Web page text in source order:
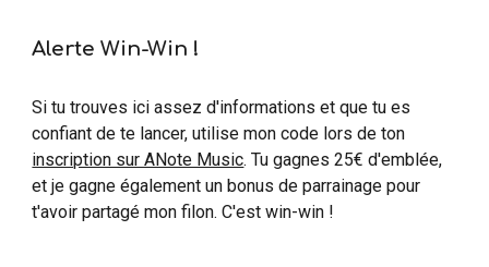
Alerte Win-Win !
Si tu trouves ici assez d'informations et que tu es
confiant de te lancer, utilise mon code lors de ton
inscription sur ANote Music. Tu gagnes 25€ d'emblée,
et je gagne également un bonusde parrainage pour
t'avoir partagé mon filon. C'est win-win !